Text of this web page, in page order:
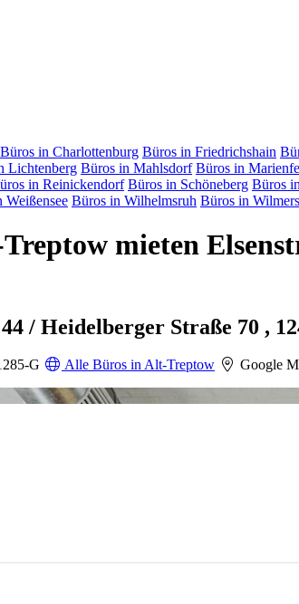
Büros in Charlottenburg Büros in Friedrichshain
Lichtenberg Büros in Mahlsdorf Büros in
in Reinickendorf Büros in Schöneberg Büros
Weißensee Büros in Wilhelmsruh Büros in
mieten
/ Heidelberger Straße 70 ,
G Alle Büros in Alt-Treptow
Google